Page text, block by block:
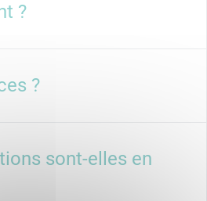
?
?
sont-elles en